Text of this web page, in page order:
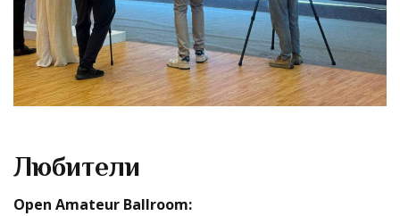
Любители
Open Amateur Ballroom: